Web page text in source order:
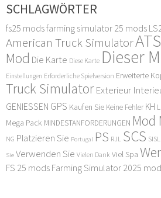
SCHLAGWÖRTER
fs25 modsfarming simulator 25 mods
American Truck SimulatorATS
Mod Die Karte Diese Karte Dieser
Einstellungen Erforderliche Spielversion Erweiterte
Truck Simulator Exterieur
GENIESSEN GPS Kaufen Sie Keine Fehler KH
Mega Pack MINDESTANFORDERUNGEN Mod
NG Platzieren Sie Portugal PS RJL SCS SISL
Sie Verwenden Sie Vielen Dank Viel Spa
FS 25 mods Farming Simulator 2025